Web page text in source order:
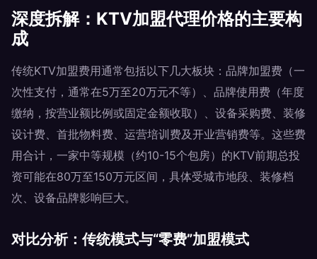
深度拆解：KTV加盟代理价格的主要构
成
传统KTV加盟费用通常包括以下几大板块：品牌加盟费（一
次性支付，通常在5万至20万元不等）、品牌使用费（年度
缴纳，按营业额比例或固定金额收取）、设备采购费、装修
设计费、首批物料费、运营培训费及开业营销费等。这些费
用合计，一家中等规模（约10-15个包房）的KTV前期总投
资可能在80万至150万元区间，具体受城市地段、装修档
次、设备品牌影响巨大。
对比分析：传统模式与“零费”加盟模式